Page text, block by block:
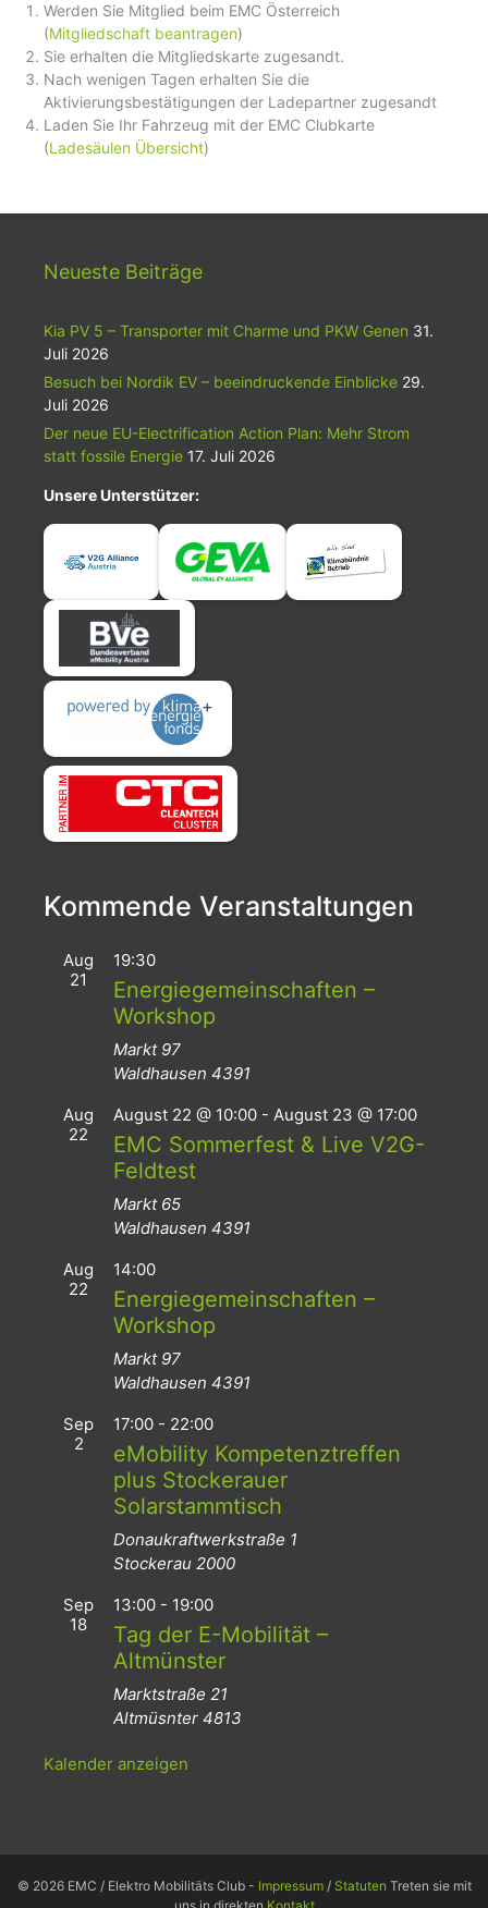
Werden Sie Mitglied beim EMC Österreich
(Mitgliedschaft beantragen)
Sie erhalten die Mitgliedskarte zugesandt.
Nach wenigen Tagen erhalten Sie die
Aktivierungsbestätigungen der Ladepartner zugesandt
Laden Sie Ihr Fahrzeug mit der EMC Clubkarte
(Ladesäulen Übersicht)
Neueste Beiträge
Kia PV 5 – Transporter mit Charme und PKW Genen 31.
Juli 2026
Besuch bei Nordik EV – beeindruckende Einblicke 29.
Juli 2026
Der neue EU-Electrification Action Plan: Mehr Strom
statt fossile Energie 17. Juli 2026
Unsere Unterstützer:
Kommende Veranstaltungen
Aug
21
19:30
Energiegemeinschaften –
Workshop
Markt 97
Waldhausen 4391
Aug
22
August 22 @ 10:00 - August 23 @ 17:00
EMC Sommerfest & Live V2G-
Feldtest
Markt 65
Waldhausen 4391
Aug
22
14:00
Energiegemeinschaften –
Workshop
Markt 97
Waldhausen 4391
Sep
2
17:00 - 22:00
eMobility Kompetenztreffen
plus Stockerauer
Solarstammtisch
Donaukraftwerkstraße 1
Stockerau 2000
Sep
18
13:00 - 19:00
Tag der E-Mobilität –
Altmünster
Marktstraße 21
Altmüsnter 4813
Kalender anzeigen
© 2026 EMC / Elektro Mobilitäts Club - Impressum/ Statuten Treten sie mit